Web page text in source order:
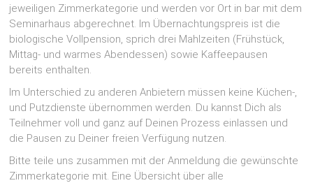
jeweiligen Zimmerkategorie und werden vor Ort in bar mit dem
Seminarhaus abgerechnet. Im Übernachtungspreis ist die
biologische Vollpension, sprich drei Mahlzeiten (Frühstück,
Mittag- und warmes Abendessen) sowie Kaffeepausen
bereits enthalten.
Im Unterschied zu anderen Anbietern müssen keine Küchen-,
und Putzdienste übernommen werden. Du kannst Dich als
Teilnehmer voll und ganz auf Deinen Prozess einlassen und
die Pausen zu Deiner freien Verfügung nutzen.
Bitte teile uns zusammen mit der Anmeldung die gewünschte
Zimmerkategorie mit. Eine Übersicht über alle